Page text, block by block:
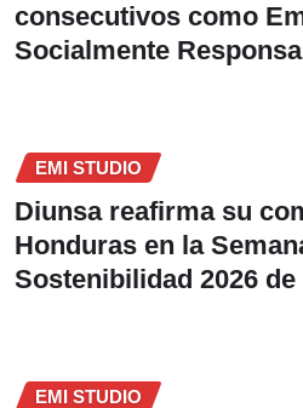
consecutivos como
Socialmente
EMI STUDIO
Diunsa reafirma su
Honduras en la
Sostenibilidad 2026 de
EMI STUDIO